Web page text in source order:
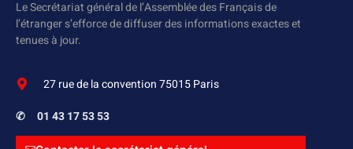
Le Secrétariat général de l’Assemblée des Français de
l’étranger s’efforce de diffuser des informations exactes et
tenues à jour.
27 rue de la convention 75015 Paris
✆ 01 43 17 53 53